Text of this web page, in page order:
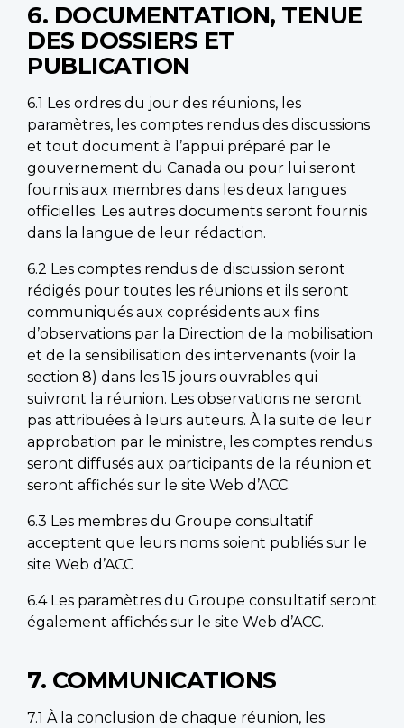
6. DOCUMENTATION, TENUE
DES DOSSIERS ET
PUBLICATION
6.1 Les ordres du jour des réunions, les
paramètres, les comptes rendus des discussions
et tout document à l’appui préparé par le
gouvernement du Canada ou pour lui seront
fournis aux membres dans les deux langues
officielles. Les autres documents seront fournis
dans la langue de leur rédaction.
6.2 Les comptes rendus de discussion seront
rédigés pour toutes les réunions et ils seront
communiqués aux coprésidents aux fins
d’observations par la Direction de la mobilisation
et de la sensibilisation des intervenants (voir la
section 8) dans les 15 jours ouvrables qui
suivront la réunion. Les observations ne seront
pas attribuées à leurs auteurs. À la suite de leur
approbation par le ministre, les comptes rendus
seront diffusés aux participants de la réunion et
seront affichés sur le site Web d’ACC.
6.3 Les membres du Groupe consultatif
acceptent que leurs noms soient publiés sur le
site Web d’ACC
6.4 Les paramètres du Groupe consultatif seront
également affichés sur le site Web d’ACC.
7. COMMUNICATIONS
7.1 À la conclusion de chaque réunion, les